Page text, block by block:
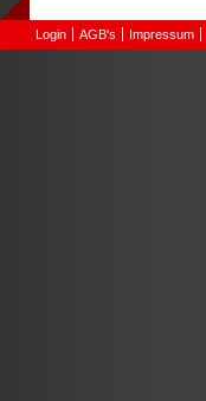
Login AGB's Impressum